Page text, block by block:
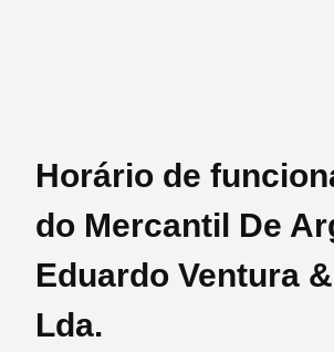
Horário de
do Mercantil De
Eduardo Ventura
Lda.